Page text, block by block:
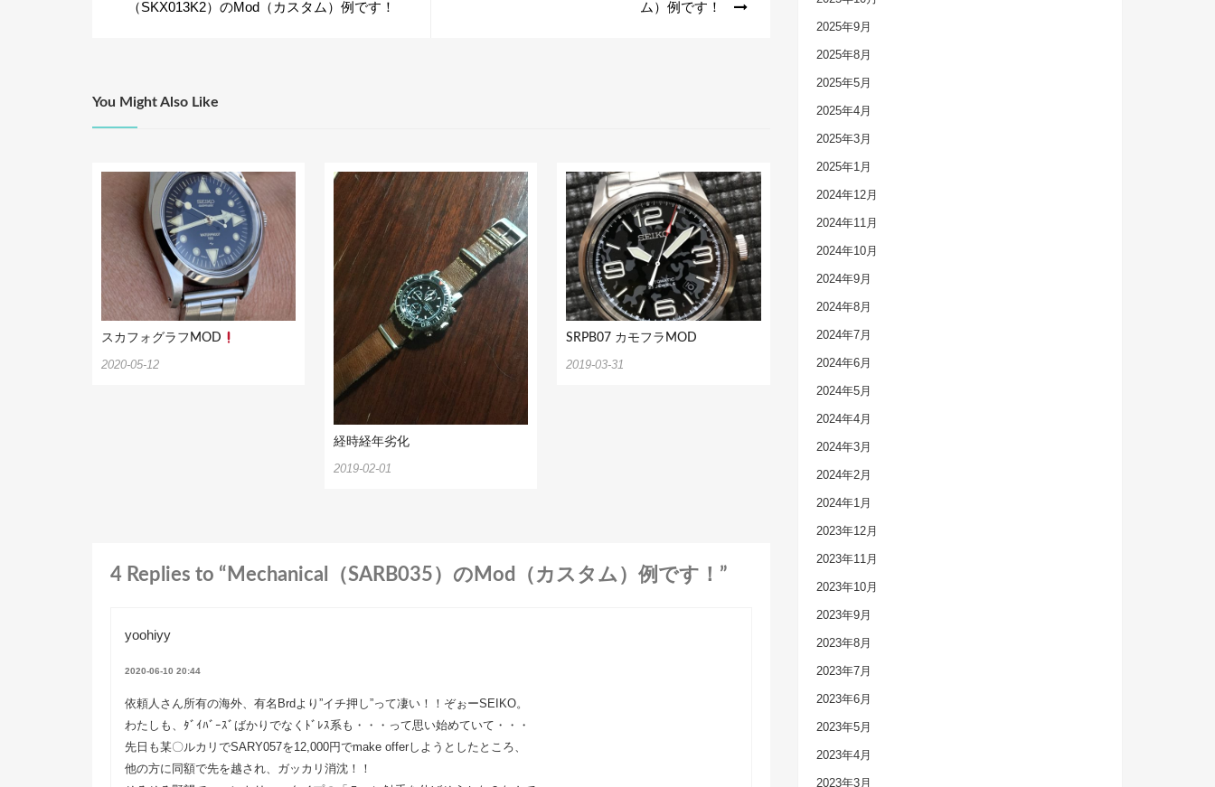
k
ー
シ
（SKX013K2）のMod（カスタム）例です！
ム）例です！
You Might Also Like
スカフォグラフMOD
2020-05-12
経時経年劣化
2019-02-01
SRPB07 カモフラMOD
2019-03-31
4 Replies to “Mechanical（SARB035）のMod（カスタム）例です！”
yoohiyy
2020-06-10 20:44
依頼人さん所有の海外、有名Brdより”イチ押し”って凄い！！ぞぉーSEIKO。
わたしも、ﾀﾞｲﾊﾞｰｽﾞばかりでなくﾄﾞﾚｽ系も・・・って思い始めていて・・・
先日も某〇ルカリでSARY057を12,000円でmake offerしようとしたところ、
他の方に同額で先を越され、ガッカリ消沈！！
2025年9月
2025年8月
2025年5月
2025年4月
2025年3月
2025年1月
2024年12月
2024年11月
2024年10月
2024年9月
2024年8月
2024年7月
2024年6月
2024年5月
2024年4月
2024年3月
2024年2月
2024年1月
2023年12月
2023年11月
2023年10月
2023年9月
2023年8月
2023年7月
2023年6月
2023年5月
2023年4月
2023年3月